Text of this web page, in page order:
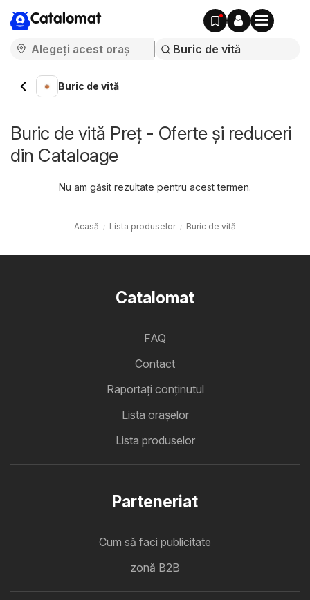
Catalomat
Buric de vită
Buric de vită Preț - Oferte și reduceri
din Cataloage
Nu am găsit rezultate pentru acest termen.
Acasă Lista produselor Buric de vită
Catalomat
FAQ
Contact
Raportați conținutul
Lista oraşelor
Lista produselor
Parteneriat
Cum să faci publicitate
zonă B2B